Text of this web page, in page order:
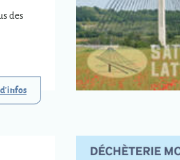
des